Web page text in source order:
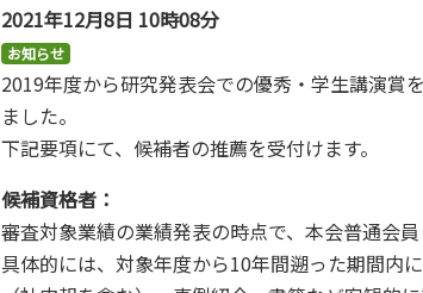
2021年12月8日 10時08分
お知らせ
2019年度から研究発表会での優秀・学生講演賞
ました。
下記要項にて、候補者の推薦を受付けます。
候補資格者：
審査対象業績の業績発表の時点で、本会普通会
具体的には、対象年度から10年間遡った期間内